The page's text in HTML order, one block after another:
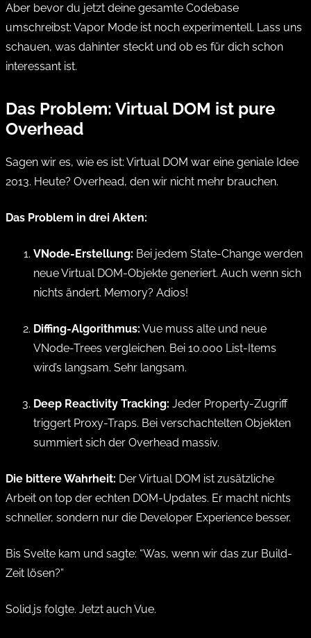
Aber bevor du jetzt deine gesamte Codebase
umschreibst: Vapor Mode ist noch experimentell. Lass uns
schauen, was dahinter steckt und ob es für dich schon
interessant ist.
Das Problem: Virtual DOM ist pure
Overhead
Sagen wir es, wie es ist: Virtual DOM war eine geniale Idee
2013. Heute? Overhead, den wir nicht mehr brauchen.
Das Problem in drei Akten:
VNode-Erstellung: Bei jedem State-Change werden
neue Virtual DOM-Objekte generiert. Auch wenn sich
nichts ändert. Memory? Adios!
Diffing-Algorithmus: Vue muss alte und neue
VNode-Trees vergleichen. Bei 10.000 List-Items
wird’s langsam. Sehr langsam.
Deep Reactivity Tracking: Jeder Property-Zugriff
triggert Proxy-Traps. Bei verschachtelten Objekten
summiert sich der Overhead massiv.
Die bittere Wahrheit: Der Virtual DOM ist zusätzliche
Arbeit on top der echten DOM-Updates. Er macht nichts
schneller, sondern nur die Developer Experience besser.
Bis Svelte kam und sagte: “Was, wenn wir das zur Build-
Zeit lösen?”
Solid.js folgte. Jetzt auch Vue.